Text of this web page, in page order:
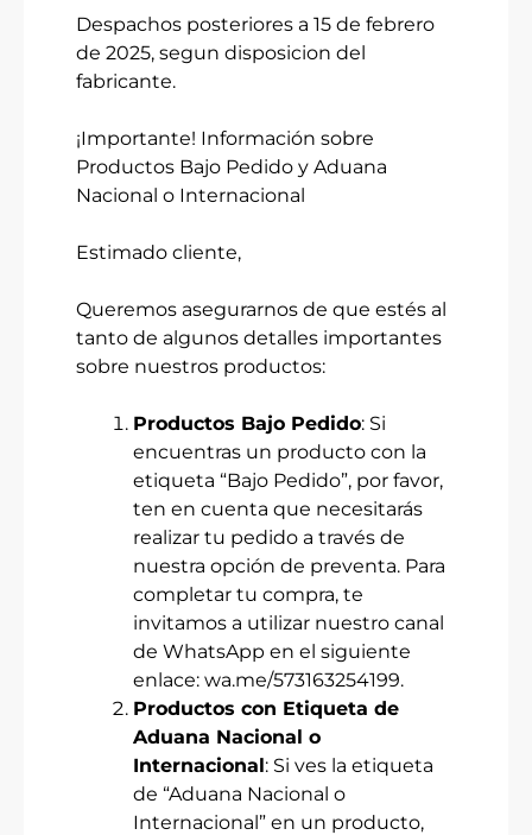
Despachos posteriores a 15 de febrero
de 2025, segun disposicion del
fabricante.
¡Importante! Información sobre
Productos Bajo Pedido y Aduana
Nacional o Internacional
Estimado cliente,
Queremos asegurarnos de que estés al
tanto de algunos detalles importantes
sobre nuestros productos:
Productos Bajo Pedido: Si
encuentras un producto con la
etiqueta “Bajo Pedido”, por favor,
ten en cuenta que necesitarás
realizar tu pedido a través de
nuestra opción de preventa. Para
completar tu compra, te
invitamos a utilizar nuestro canal
de WhatsApp en el siguiente
enlace: wa.me/573163254199.
Productos con Etiqueta de
Aduana Nacional o
Internacional: Si ves la etiqueta
de “Aduana Nacional o
Internacional” en un producto,